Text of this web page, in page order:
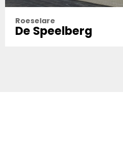
Roeselare
De Speelberg